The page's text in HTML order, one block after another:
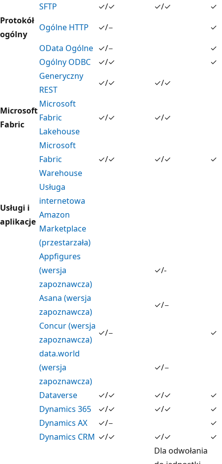
SFTP
✓/✓ ✓/✓
✓
Protokół
ogólny
Ogólne HTTP ✓/−
✓
OData Ogólne ✓/−
✓
Ogólny ODBC
✓/✓
✓
Generyczny
REST
✓/✓ ✓/✓
Microsoft
Fabric
Microsoft
Fabric
Lakehouse
✓/✓ ✓/✓
Microsoft
Fabric
Warehouse
✓/✓ ✓/✓ ✓
Usługi i
aplikacje
Usługa
internetowa
Amazon
Marketplace
(przestarzała)
Appfigures
(wersja
zapoznawcza)
✓/-
Asana (wersja
zapoznawcza)
✓/−
Concur (wersja
zapoznawcza)
✓/−
✓
data.world
(wersja
zapoznawcza)
✓/−
Dataverse ✓/✓ ✓/✓
✓
Dynamics 365
✓/✓ ✓/✓
✓
Dynamics AX
✓/−
✓
Dynamics CRM ✓/✓ ✓/✓ ✓
Dla odwołania